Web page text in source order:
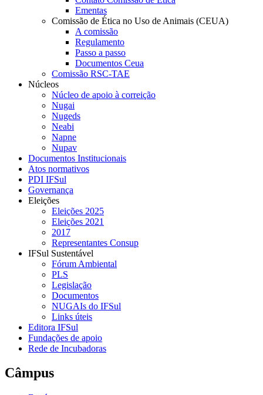
Ementas
Comissão de Ética no Uso de Animais (CEUA)
A comissão
Regulamento
Passo a passo
Documentos Ceua
Comissão RSC-TAE
Núcleos
Núcleo de apoio à correição
Nugai
Nugeds
Neabi
Napne
Nupav
Documentos Institucionais
Atos normativos
PDI IFSul
Governança
Eleições
Eleições 2025
Eleições 2021
2017
Representantes Consup
IFSul Sustentável
Fórum Ambiental
PLS
Legislação
Documentos
NUGAIs do IFSul
Links úteis
Editora IFSul
Fundações de apoio
Rede de Incubadoras
Câmpus